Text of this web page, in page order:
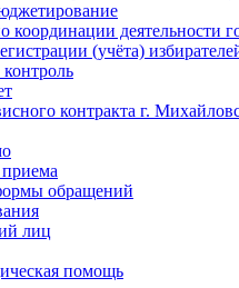
координации деятельности
(учёта)
контракта г.
обращений
лиц
помощь